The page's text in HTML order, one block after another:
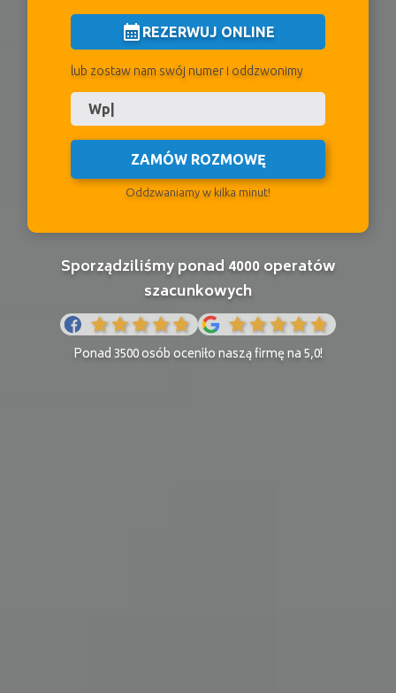
calendar_monthREZERWUJ ONLINE
lub zostaw nam swój numer i oddzwonimy
ZAMÓW ROZMOWĘ
Oddzwaniamy w kilka minut!
Sporządziliśmy ponad 4000 operatów
szacunkowych
Ponad 3500 osób oceniło naszą firmę na 5,0!